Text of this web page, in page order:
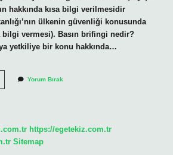
hakkında kısa bilgi verilmesidir
ülkenin güvenliği konusunda
bilgi vermesi). Basın brifingi nedir?
yetkiliye bir konu hakkında…
Yorum Bırak
https://egetekiz.com.tr
Sitemap